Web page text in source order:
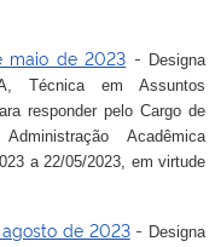
maio de 2023 - Designa
Técnica em Assuntos
responder pelo Cargo de
Acadêmica
a 22/05/2023, em virtude
de 2023- Designa